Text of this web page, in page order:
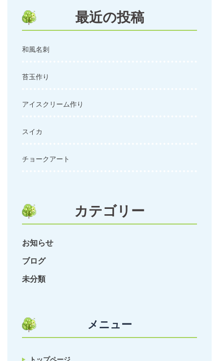
ン
最近の投稿
和風名刺
苔玉作り
アイスクリーム作り
スイカ
チョークアート
カテゴリー
お知らせ
ブログ
未分類
メニュー
トップページ